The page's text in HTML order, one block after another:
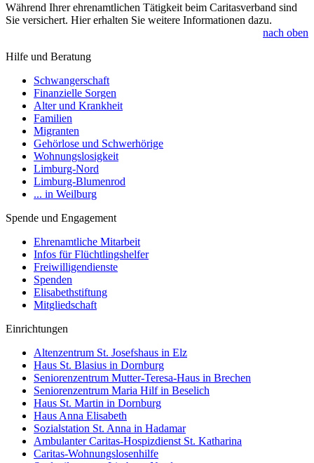
Während Ihrer ehrenamtlichen Tätigkeit beim Caritasverband sind
Sie versichert. Hier erhalten Sie weitere Informationen dazu.
nach oben
Hilfe und Beratung
Schwangerschaft
Finanzielle Sorgen
Alter und Krankheit
Familien
Migranten
Gehörlose und Schwerhörige
Wohnungslosigkeit
Limburg-Nord
Limburg-Blumenrod
... in Weilburg
Spende und Engagement
Ehrenamtliche Mitarbeit
Infos für Flüchtlingshelfer
Freiwilligendienste
Spenden
Elisabethstiftung
Mitgliedschaft
Einrichtungen
Altenzentrum St. Josefshaus in Elz
Haus St. Blasius in Dornburg
Seniorenzentrum Mutter-Teresa-Haus in Brechen
Seniorenzentrum Maria Hilf in Beselich
Haus St. Martin in Dornburg
Haus Anna Elisabeth
Sozialstation St. Anna in Hadamar
Ambulanter Caritas-Hospizdienst St. Katharina
Caritas-Wohnungslosenhilfe